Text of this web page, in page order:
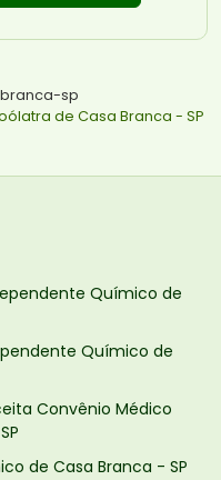
sp
de Casa Branca - SP
Químico de
Químico de
Convênio Médico
de Casa Branca - SP